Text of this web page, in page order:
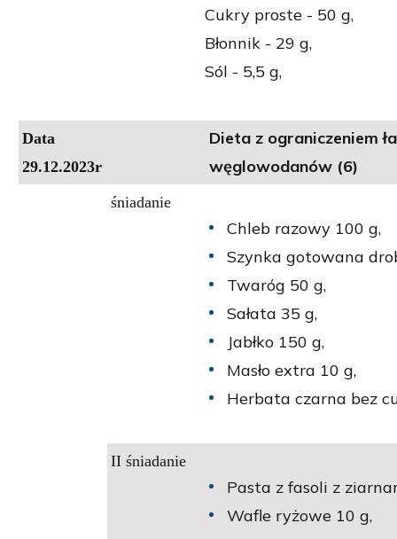
Cukry proste - 50 g,
Błonnik - 29 g,
Sól - 5,5 g,
Data
29.12.2023r
Dieta z ograniczeniem
węglowodanów (6)
śniadanie
Chleb razowy 100 g,
Szynka gotowana
Twaróg 50 g,
Sałata 35 g,
Jabłko 150 g,
Masło extra 10 g,
Herbata czarna bez
II śniadanie
Pasta z fasoli z
Wafle ryżowe 10 g,